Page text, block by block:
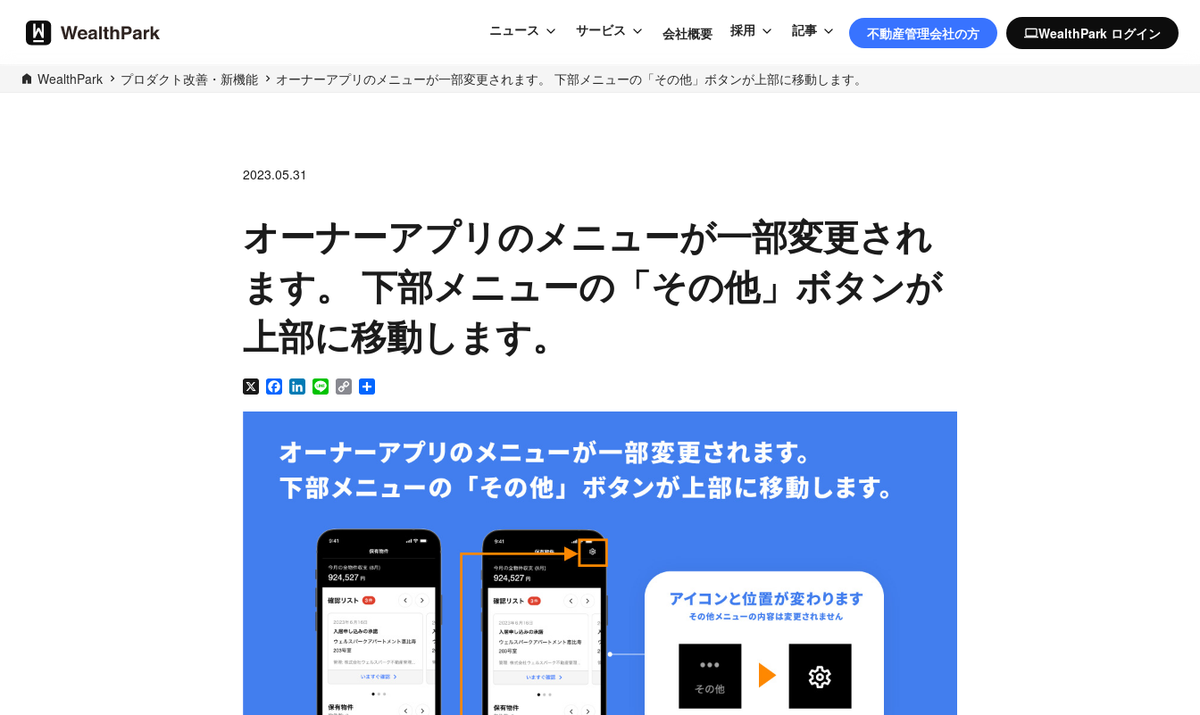
ニュース サービス 会社概要 採用 記事 不動産管理会社の方 computerWealthPark ログイン
WealthPark プロダクト改善・新機能 オーナーアプリのメニューが一部変更されます。 下部メニューの「その他」ボタンが上部に移動します。
2023.05.31
オーナーアプリのメニューが一部変更され
ます。 下部メニューの「その他」ボタンが
上部に移動します。
X Facebook
LinkedIn
Line Copy